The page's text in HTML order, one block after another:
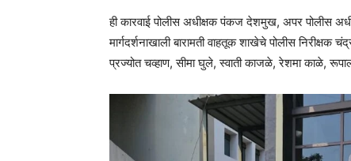
ही कारवाई पोलीस अधीक्षक पंकज देशमुख, अपर पोलीस
मार्गदर्शनाखाली बारामती वाहतूक शाखेचे पोलीस
प्रज्योत चव्हाण, सीमा घुले, स्वाती काजळे, रेशमा काळे,